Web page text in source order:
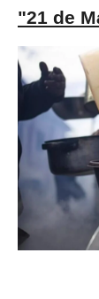
"21 de